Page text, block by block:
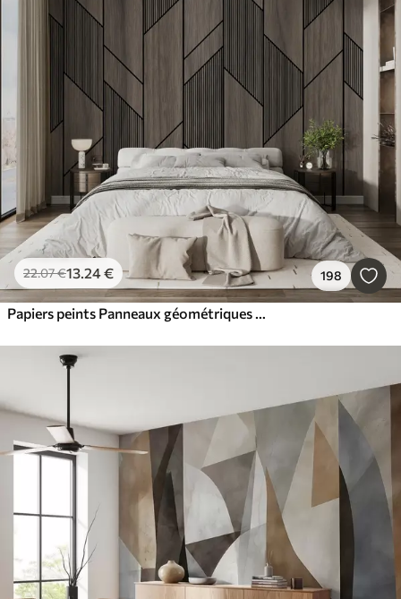
22.07€13.24€ 198
Papiers peints Panneaux géométriques avec texture bois